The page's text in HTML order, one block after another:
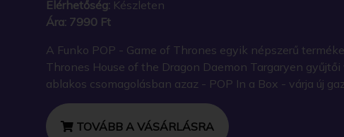
Elérhetőség: Készleten
Ára: 7990 Ft
A Funko POP - Game of Thrones egyik népszerű
Thrones House of the Dragon Daemon Targaryen
ablakos csomagolásban azaz - POP In a Box - várja új
TOVÁBB A VÁSÁRLÁSRA